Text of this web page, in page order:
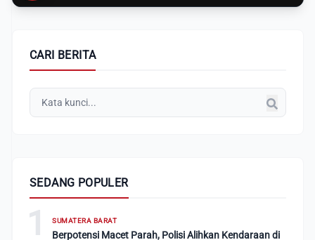
CARI BERITA
SEDANG POPULER
1 SUMATERA BARAT
Berpotensi Macet Parah, Polisi Alihkan Kendaraan di